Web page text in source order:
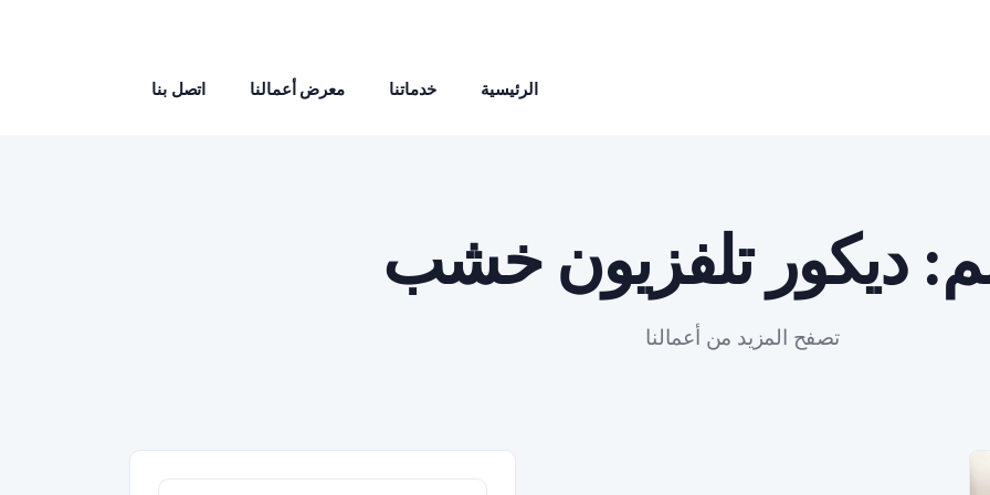
الرئيسية خدماتنا معرض أعمالنا اتصل بنا
ديكور تلفزيون خشب
تصفح المزيد من أعمالنا